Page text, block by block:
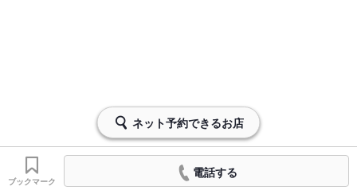
ブックマーク
電話する
ネット予約できるお店